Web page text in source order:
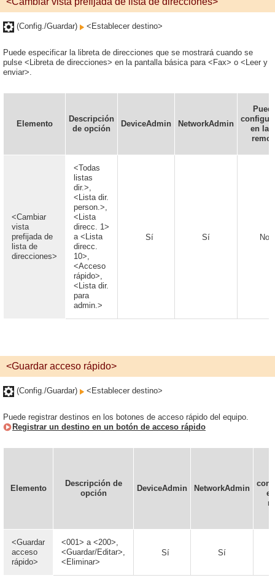
(Config./Guardar) <Establecer destino>
Puede especificar la libreta de direcciones que se mostrará cuando se
pulse <Libreta de direcciones> en la pantalla básica para <Fax> o <Leer y
enviar>.
Elemento
Descripción
de opción
DeviceAdmin NetworkAdmin
en la
<Cambiar
vista
prefijada de
lista de
direcciones>
<Todas
listas
dir.>,
<Lista dir.
person.>,
<Lista
direcc. 1>
a <Lista
direcc.
10>,
<Acceso
rápido>,
<Lista dir.
para
admin.>
Sí Sí No
<Guardar acceso rápido>
(Config./Guardar) <Establecer destino>
Puede registrar destinos en los botones de acceso rápido del equipo.
Registrar un destino en un botón de acceso rápido
Elemento
Descripción de
opción
DeviceAdmin NetworkAdmin
<Guardar
acceso
rápido>
<001> a <200>,
<Guardar/Editar>,
<Eliminar>
Sí Sí